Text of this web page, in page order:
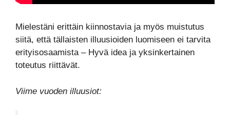
Mielestäni erittäin kiinnostavia ja myös muistutus
siitä, että tällaisten illuusioiden luomiseen ei tarvita
erityisosaamista – Hyvä idea ja yksinkertainen
toteutus riittävät.
Viime vuoden illuusiot: